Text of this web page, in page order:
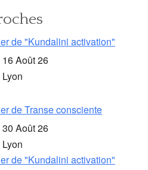
de "Kundalini activation"
16 Août 26
Lyon
de Transe consciente
30 Août 26
Lyon
de "Kundalini activation"